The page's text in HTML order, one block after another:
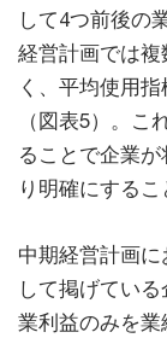
して4つ前後の
経営計画では
く、平均使用
（図表5）。
ることで企業
り明確にするこ
中期経営計画
して掲げてい
業利益のみを